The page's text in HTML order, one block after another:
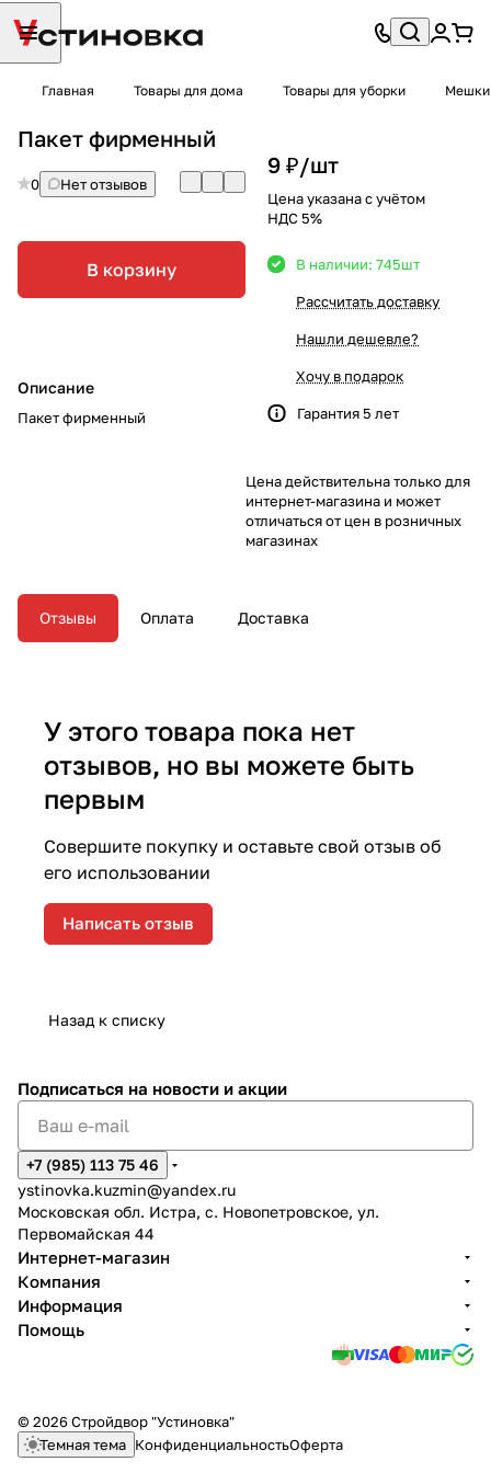
Главная Товары для дома Товары для уборки Мешки
Пакет фирменный
0 Нет отзывов
В корзину
Описание
Пакет фирменный
9 ₽/шт
Цена указана с учётом
НДС 5%
В наличии: 745шт
Рассчитать доставку
Нашли дешевле?
Хочу в подарок
Гарантия 5 лет
Цена действительна только для
интернет-магазина и может
отличаться от цен в розничных
магазинах
Отзывы Оплата Доставка
У этого товара пока нет
отзывов, но вы можете быть
первым
Совершите покупку и оставьте свой отзыв об
его использовании
Написать отзыв
Назад к списку
Подписаться на новости и акции
+7 (985) 113 75 46
ystinovka.kuzmin@yandex.ru
Московская обл. Истра, с. Новопетровское, ул.
Первомайская 44
Интернет-магазин
Компания
Информация
Помощь
© 2026 Стройдвор "Устиновка"
Темная тема КонфиденциальностьОферта